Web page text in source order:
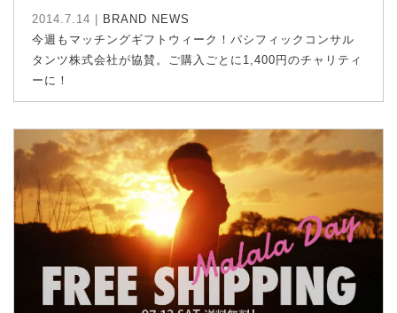
2014.7.14 |
BRAND NEWS
今週もマッチングギフトウィーク！パシフィックコンサル
タンツ株式会社が協賛。ご購入ごとに1,400円のチャリティ
ーに！